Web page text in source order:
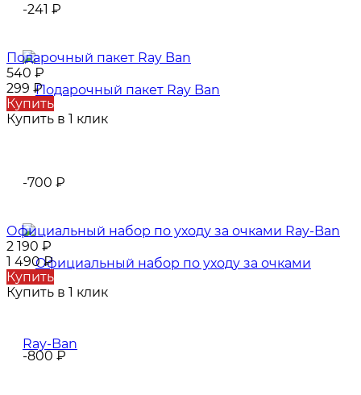
-241 ₽
Подарочный пакет Ray Ban
540 ₽
299 ₽
Купить
Купить в 1 клик
-700 ₽
Официальный набор по уходу за очками Ray-Ban
2 190 ₽
1 490₽
Купить
Купить в 1 клик
-800 ₽